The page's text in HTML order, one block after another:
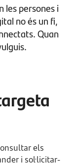
les persones i
no és un fi,
Quan
els
i sol·licitar-